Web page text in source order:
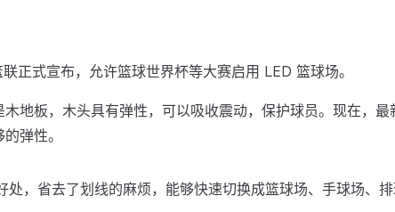
正式宣布，允许篮球世界杯等大赛启用 LED 篮球场。
地板，木头具有弹性，可以吸收震动，保护球员。现在，最
弹性。
处，省去了划线的麻烦，能够快速切换成篮球场、手球场、